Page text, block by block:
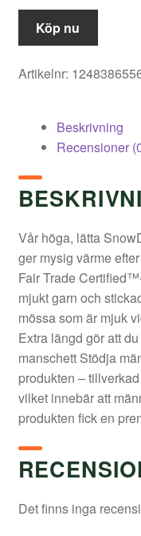
Köp nu
Artikelnr:
Beskrivning
Recensioner
Vår höga, lätta
ger mysig värme
Fair Trade
mjukt garn och
mössa som är mjuk
Extra längd gör att
manschett Stödja
produkten –
vilket innebär att
produkten fick en
Det finns inga